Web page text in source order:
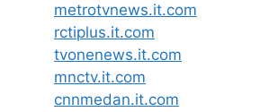
metrotvnews.it.com
rctiplus.it.com
tvonenews.it.com
mnctv.it.com
cnnmedan.it.com